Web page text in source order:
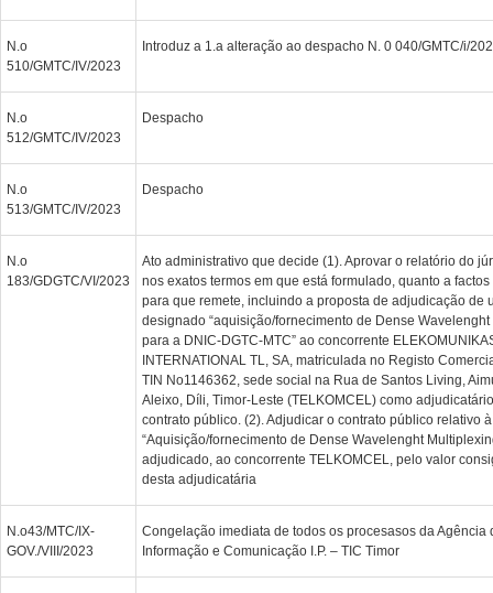
N.o
510/GMTC/IV/2023
Introduz a 1.a alteração ao despacho N. 0 040/GMTC/i/
N.o
512/GMTC/IV/2023
Despacho
N.o
513/GMTC/IV/2023
Despacho
N.o
183/GDGTC/VI/2023
Ato administrativo que decide (1). Aprovar o relatório do
nos exatos termos em que está formulado, quanto a
para que remete, incluindo a proposta de adjudicação de
designado “aquisição/fornecimento de Dense
para a DNIC-DGTC-MTC” ao concorrente
INTERNATIONAL TL, SA, matriculada no Registo
TIN No1146362, sede social na Rua de Santos Living,
Aleixo, Díli, Timor-Leste (TELKOMCEL) como
contrato público. (2). Adjudicar o contrato público relativo à
“Aquisição/fornecimento de Dense Wavelenght
adjudicado, ao concorrente TELKOMCEL, pelo valor
desta adjudicatária
N.o43/MTC/IX-
GOV./VIII/2023
Congelação imediata de todos os procesasos da Agência
Informação e Comunicação I.P. – TIC Timor